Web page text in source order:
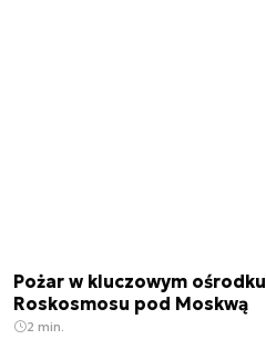
Pożar w kluczowym ośrodku
Roskosmosu pod Moskwą
2 min.